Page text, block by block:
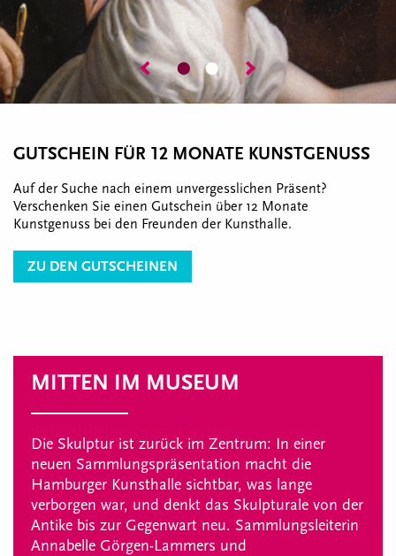
GUTSCHEIN FÜR 12 MONATE KUNSTGENUSS
Auf der Suche nach einem unvergesslichen Präsent?
Verschenken Sie einen Gutschein über 12 Monate
Kunstgenuss bei den Freunden der Kunsthalle.
ZU DEN GUTSCHEINEN
⬤ ⬤
MITTEN IM MUSEUM
Die Skulptur ist zurück im Zentrum: In einer
neuen Sammlungspräsentation macht die
Hamburger Kunsthalle sichtbar, was lange
verborgen war, und denkt das Skulpturale von der
Antike bis zur Gegenwart neu. Sammlungsleiterin
Annabelle Görgen-Lammers und